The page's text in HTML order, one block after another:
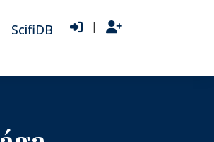
ScifiDB |